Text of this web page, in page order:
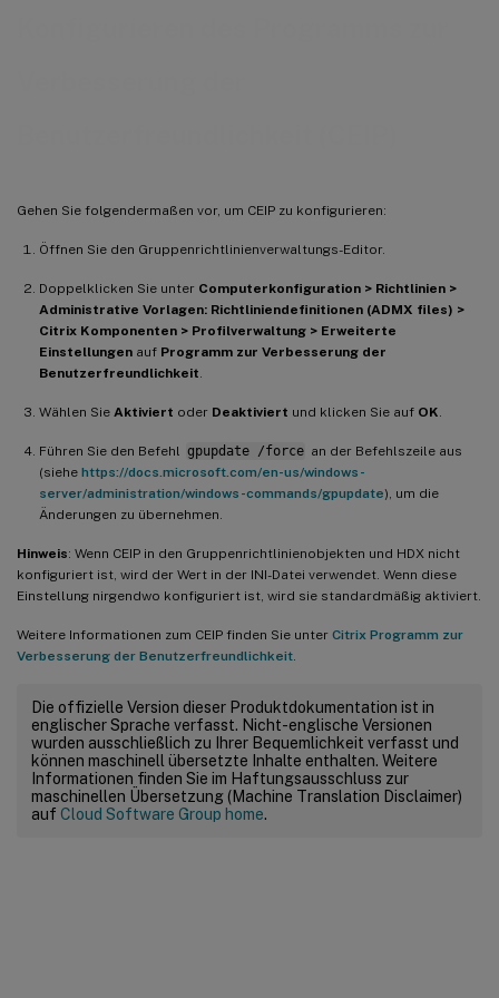
Gehen Sie folgendermaßen vor, um CEIP zu konfigurieren:
Öffnen Sie den Gruppenrichtlinienverwaltungs-Editor.
Doppelklicken Sie unter Computerkonfiguration > Richtlinien >
Administrative Vorlagen: Richtliniendefinitionen (ADMX files) >
Citrix Komponenten > Profilverwaltung > Erweiterte
Einstellungen auf Programm zur Verbesserung der
Benutzerfreundlichkeit
Wählen Sie Aktiviert oder Deaktiviert und klicken Sie auf OK
Führen Sie den Befehl gpupdate /force an der Befehlszeile aus
(siehe https://docs.microsoft.com/en-us/windows-
server/administration/windows-commands/gpupdate), um die
Änderungen zu übernehmen.
Hinweis: Wenn CEIP in den Gruppenrichtlinienobjekten und HDX nicht
konfiguriert ist, wird der Wert in der INI-Datei verwendet. Wenn diese
Einstellung nirgendwo konfiguriert ist, wird sie standardmäßig aktiviert.
Weitere Informationen zum CEIP finden Sie unter Citrix Programm zur
Verbesserung der Benutzerfreundlichkeit
Die offizielle Version dieser Produktdokumentation ist in
englischer Sprache verfasst. Nicht-englische Versionen
wurden ausschließlich zu Ihrer Bequemlichkeit verfasst und
können maschinell übersetzte Inhalte enthalten. Weitere
Informationen finden Sie im Haftungsausschluss zur
maschinellen Übersetzung (Machine Translation Disclaimer)
auf Cloud Software Group home.